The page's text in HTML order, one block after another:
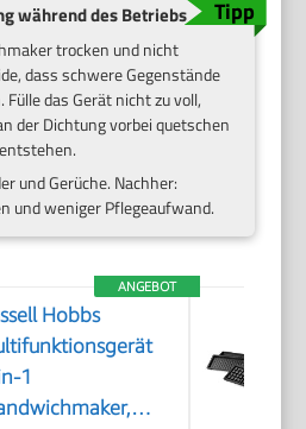
während des Betriebs
trocken und nicht
dass schwere Gegenstände
das Gerät nicht zu voll,
der Dichtung vorbei quetschen
und Gerüche. Nachher:
und weniger Pflegeaufwand.
ANGEBOT
Hobbs
1